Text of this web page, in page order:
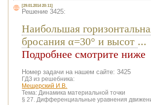
[29.01.2014 20:11]
Решение 3425:
Наибольшая
бросания α=30° и высот ...
Подробнее смотрите ниже
Номер задачи на нашем сайте: 3425
ГДЗ из решебника:
Мещерский И.В.
Тема: Динамика материальной точки
§ 27. Дифференциальные уравнения